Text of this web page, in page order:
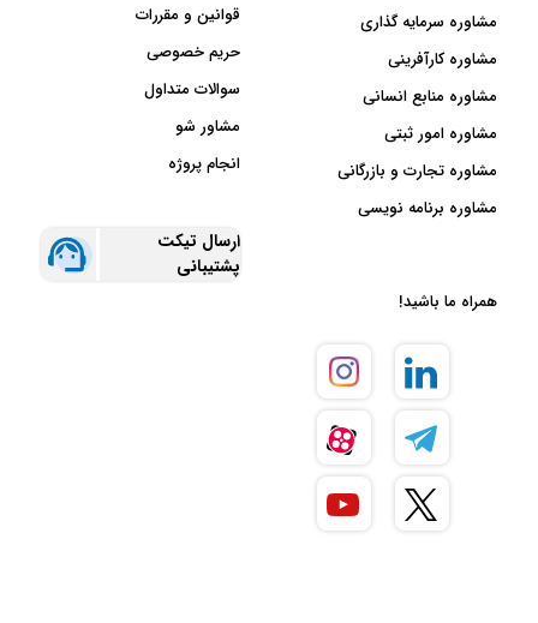
مشاوره سرمایه گذاری
مشاوره کارآفرینی
مشاوره منابع انسانی
مشاوره امور ثبتی
مشاوره تجارت و بازرگانی
مشاوره برنامه نویسی
قوانین و مقررات
حریم خصوصی
سوالات متداول
مشاور شو
انجام پروژه
ارسال تیکت
پشتیبانی
همراه ما باشید!